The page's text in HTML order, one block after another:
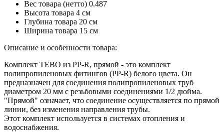
Вес товара (нетто) 0.487
Высота товара 4 см
Глубина товара 20 см
Ширина товара 15 см
Описание и особенности товара:
Комплект TEBO из PP-R, прямой - это комплект
полипропиленовых фитингов (PP-R) белого цвета. Он
предназначен для соединения полипропиленовых труб
диаметром 20 мм с резьбовыми соединениями 1/2 дюйма.
"Прямой" означает, что соединение осуществляется по прямой
линии, без изменения направления трубы.
Этот комплект используется в системах отопления и
водоснабжения.